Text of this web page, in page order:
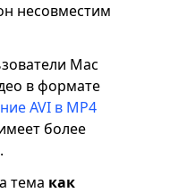
несовместим
Mac
в формате
AVI в MP4
более
тема как